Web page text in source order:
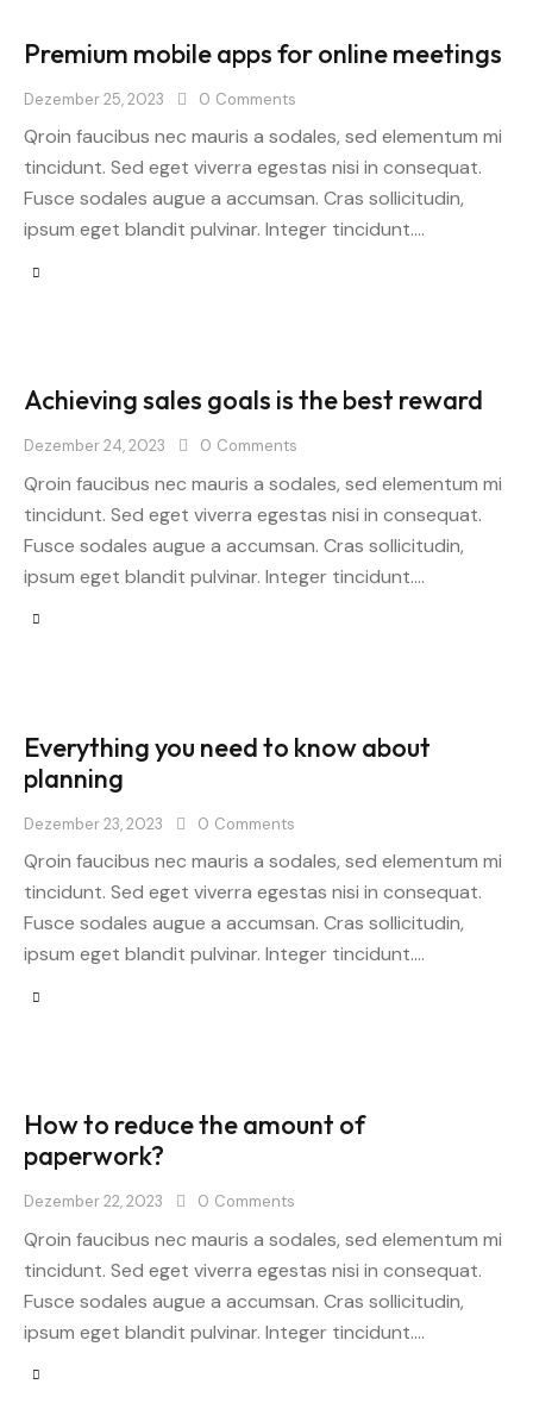
Premium mobile apps for online meetings
Dezember 25, 2023 0 Comments
Qroin faucibus nec mauris a sodales, sed elementum mi
tincidunt. Sed eget viverra egestas nisi in consequat.
Fusce sodales augue a accumsan. Cras sollicitudin,
ipsum eget blandit pulvinar. Integer tincidunt.…
Achieving sales goals is the best reward
Dezember 24, 2023 0 Comments
Qroin faucibus nec mauris a sodales, sed elementum mi
tincidunt. Sed eget viverra egestas nisi in consequat.
Fusce sodales augue a accumsan. Cras sollicitudin,
ipsum eget blandit pulvinar. Integer tincidunt.…
Everything you need to know about
planning
Dezember 23, 2023 0 Comments
Qroin faucibus nec mauris a sodales, sed elementum mi
tincidunt. Sed eget viverra egestas nisi in consequat.
Fusce sodales augue a accumsan. Cras sollicitudin,
ipsum eget blandit pulvinar. Integer tincidunt.…
How to reduce the amount of
paperwork?
Dezember 22, 2023 0 Comments
Qroin faucibus nec mauris a sodales, sed elementum mi
tincidunt. Sed eget viverra egestas nisi in consequat.
Fusce sodales augue a accumsan. Cras sollicitudin,
ipsum eget blandit pulvinar. Integer tincidunt.…